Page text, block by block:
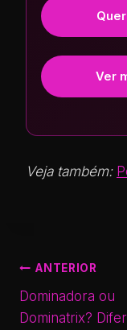
Ver
Veja também:
ANTERIOR
Dominadora ou
Dominatrix?